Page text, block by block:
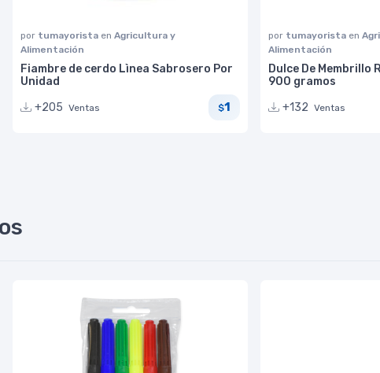
por tumayorista en Agricultura y
Alimentación
Fiambre de cerdo Lìnea Sabrosero Por
Unidad
+205 Ventas $1
por tumayorista en
Alimentación
Dulce De Membrillo
900 gramos
+132 Ventas